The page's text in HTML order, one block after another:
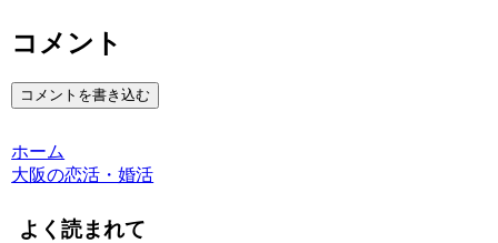
コメント
コメントを書き込む
ホーム
大阪の恋活・婚活
よく読まれて